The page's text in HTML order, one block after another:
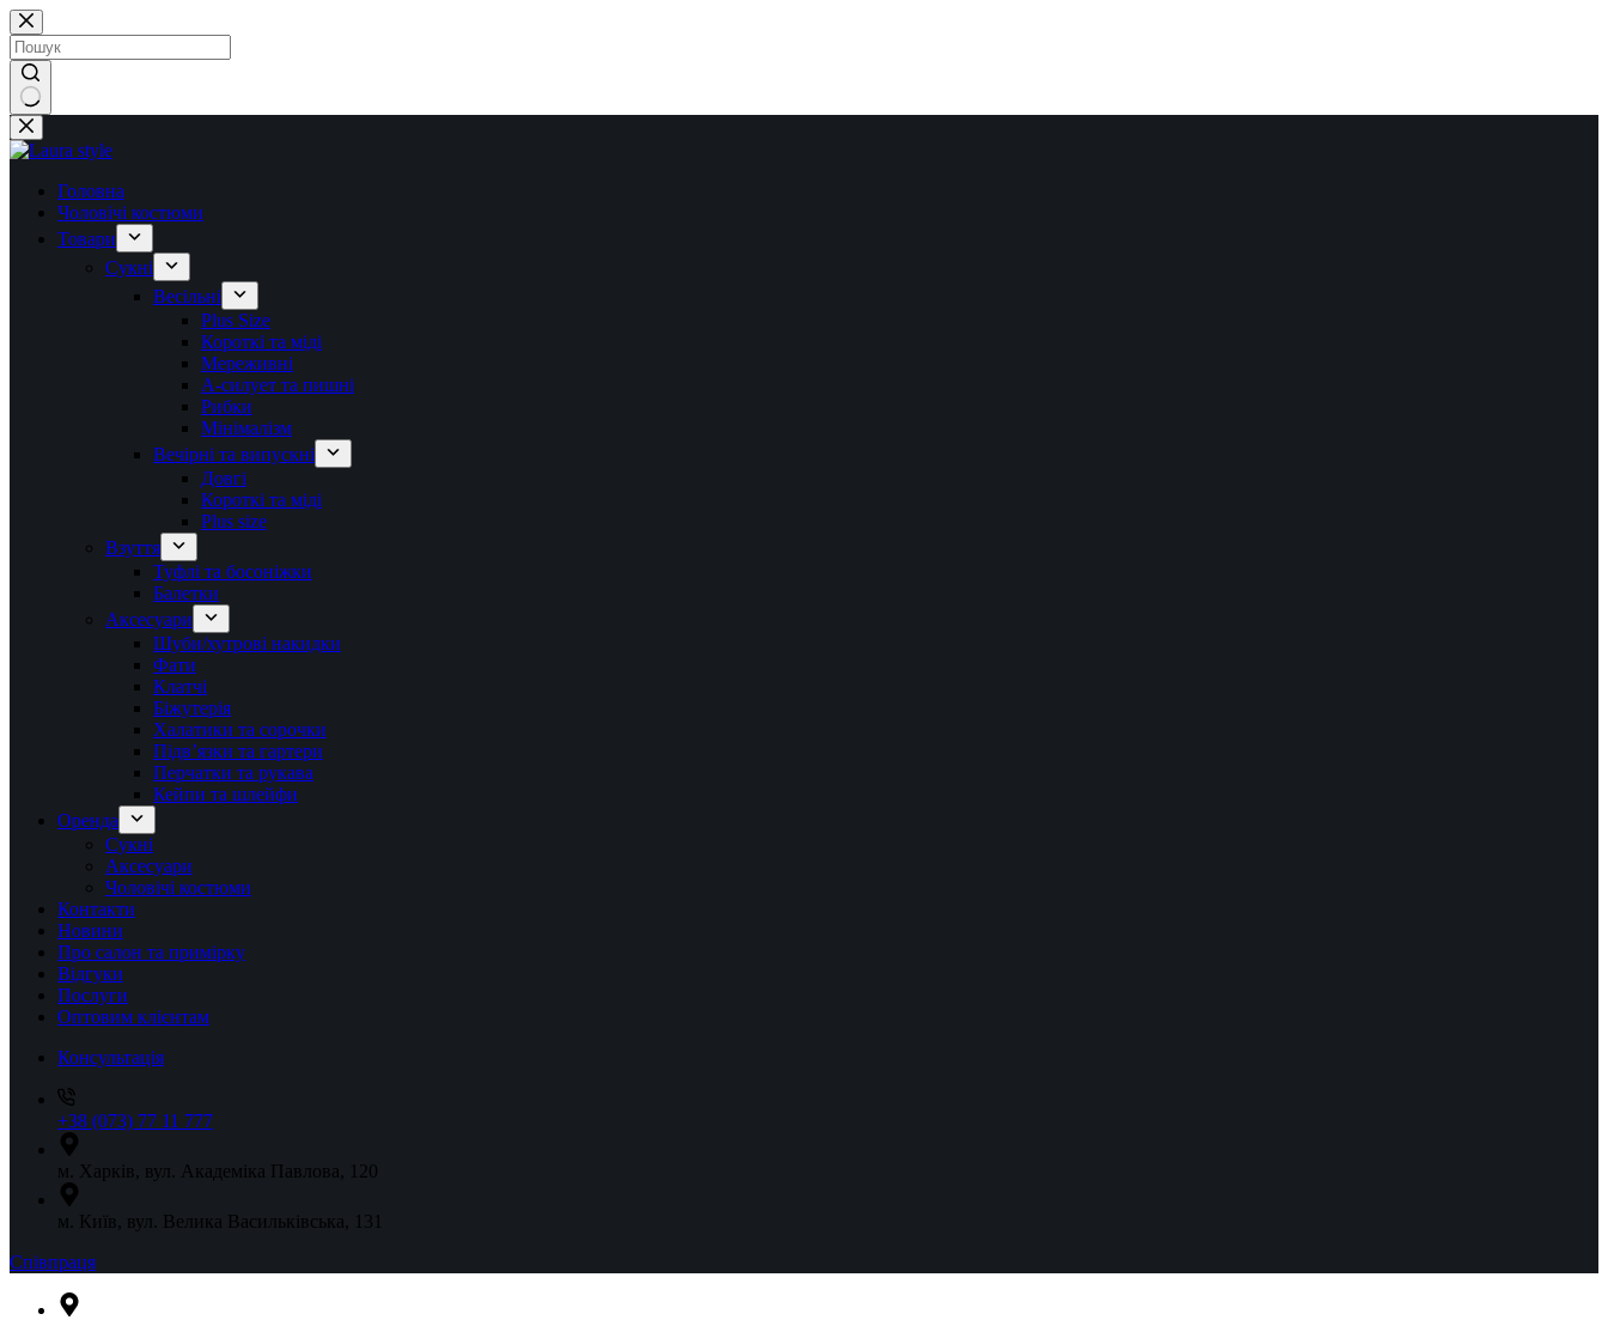
Перейти
до
вмісту
Немає
результатів
Головна
Чоловічі костюми
Товари
Сукні
Весільні
Plus Size
Короткі та міді
Мереживні
А-силует та пишні
Рибки
Мінімалізм
Вечірні та випускні
Довгі
Короткі та міді
Plus size
Взуття
Туфлі та босоніжки
Балетки
Аксесуари
Шуби/хутрові накидки
Фати
Клатчі
Біжутерія
Халатики та сорочки
Підвʼязки та гартери
Перчатки та рукава
Кейпи та шлейфи
Оренда
Сукні
Аксесуари
Чоловічі костюми
Контакти
Новини
Про салон та примірку
Відгуки
Послуги
Оптовим клієнтам
Консультація
+38 (073) 77 11 777
м. Харків, вул. Академіка Павлова, 120
м. Київ, вул. Велика Васильківська, 131
Співпраця